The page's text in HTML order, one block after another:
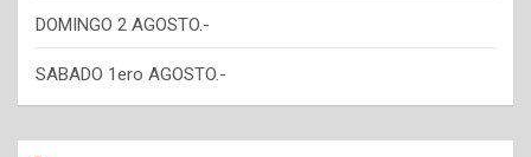
DOMINGO 2 AGOSTO.-
SABADO 1ero AGOSTO.-